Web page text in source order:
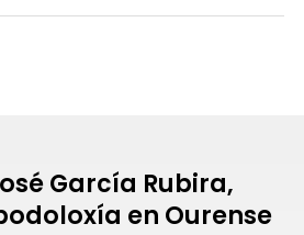
García Rubira,
en Ourense